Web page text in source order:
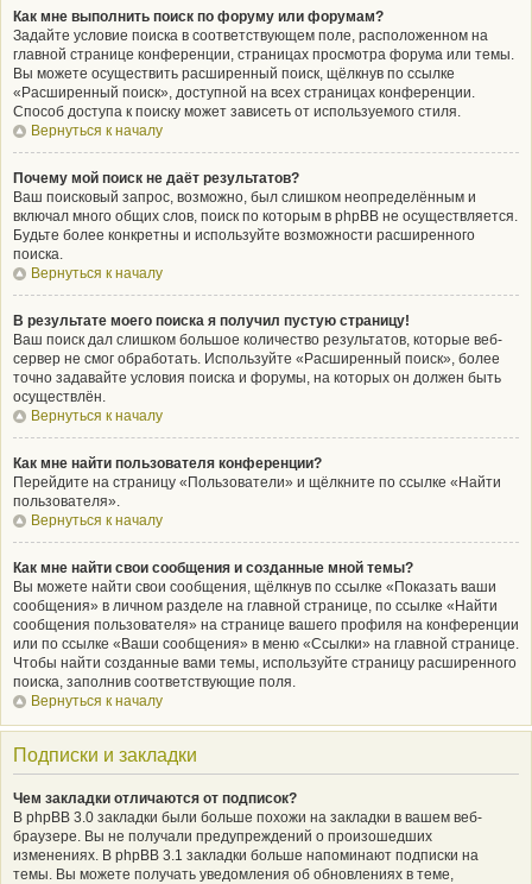
Как мне выполнить поиск по форуму или форумам?
Задайте условие поиска в соответствующем поле, расположенном на
главной странице конференции, страницах просмотра форума или темы.
Вы можете осуществить расширенный поиск, щёлкнув по ссылке
«Расширенный поиск», доступной на всех страницах конференции.
Способ доступа к поиску может зависеть от используемого стиля.
Вернуться к началу
Почему мой поиск не даёт результатов?
Ваш поисковый запрос, возможно, был слишком неопределённым и
включал много общих слов, поиск по которым в phpBB не осуществляется.
Будьте более конкретны и используйте возможности расширенного
поиска.
Вернуться к началу
В результате моего поиска я получил пустую страницу!
Ваш поиск дал слишком большое количество результатов, которые веб-
сервер не смог обработать. Используйте «Расширенный поиск», более
точно задавайте условия поиска и форумы, на которых он должен быть
осуществлён.
Вернуться к началу
Как мне найти пользователя конференции?
Перейдите на страницу «Пользователи» и щёлкните по ссылке «Найти
пользователя».
Вернуться к началу
Как мне найти свои сообщения и созданные мной темы?
Вы можете найти свои сообщения, щёлкнув по ссылке «Показать ваши
сообщения» в личном разделе на главной странице, по ссылке «Найти
сообщения пользователя» на странице вашего профиля на конференции
или по ссылке «Ваши сообщения» в меню «Ссылки» на главной странице.
Чтобы найти созданные вами темы, используйте страницу расширенного
поиска, заполнив соответствующие поля.
Вернуться к началу
Подписки и закладки
Чем закладки отличаются от подписок?
В phpBB 3.0 закладки были больше похожи на закладки в вашем веб-
браузере. Вы не получали предупреждений о произошедших
изменениях. В phpBB 3.1 закладки больше напоминают подписки на
темы. Вы можете получать уведомления об обновлениях в теме,